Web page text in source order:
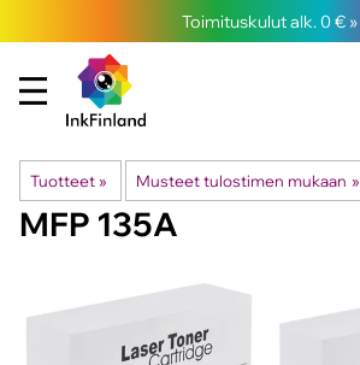
Toimituskulut alk. 0 € »
Tuotteet ‪» Musteet tulostimen mukaan ‪»
MFP 135A